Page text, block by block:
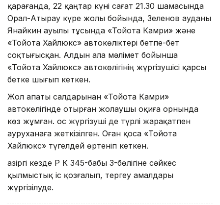
қарағанда, 22 қаңтар күні сағат 21.30 шамасында
Орал-Атырау күре жолы бойында, Зеленов ауданы
Янайкин ауылы тұсында «Тойота Камри» және
«Тойота Хайлюкс» автокөліктері бетпе-бет
соқтығысқан. Алдын ала мәлімет бойынша
«Тойота Хайлюкс» автокөлігінің жүргізушісі қарсы
бетке шығып кеткен.
Жол апаты салдарынан «Тойота Камри»
автокөлігінде отырған жолаушы оқиға орнында
көз жұмған. Қос жүргізуші де түрлі жарақатпен
ауруханаға жеткізілген. Оған қоса «Тойота
Хайлюкс» түгелдей өртеніп кеткен.
Қазіргі кезде ҚР ҚК 345-бабы 3-бөлігіне сәйкес
қылмыстық іс қозғалып, тергеу амалдары
жүргізілуде.